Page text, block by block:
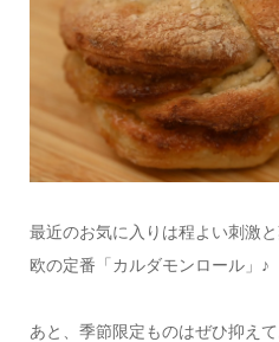
最近のお気に入りは程よい刺激
欧の定番「カルダモンロール」♪
あと、季節限定ものはぜひ抑えて